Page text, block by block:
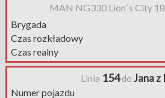
MAN NG330 Lion`s City
Brygada
Czas rozkładowy
Czas realny
Linia 154do Jana z
Numer pojazdu